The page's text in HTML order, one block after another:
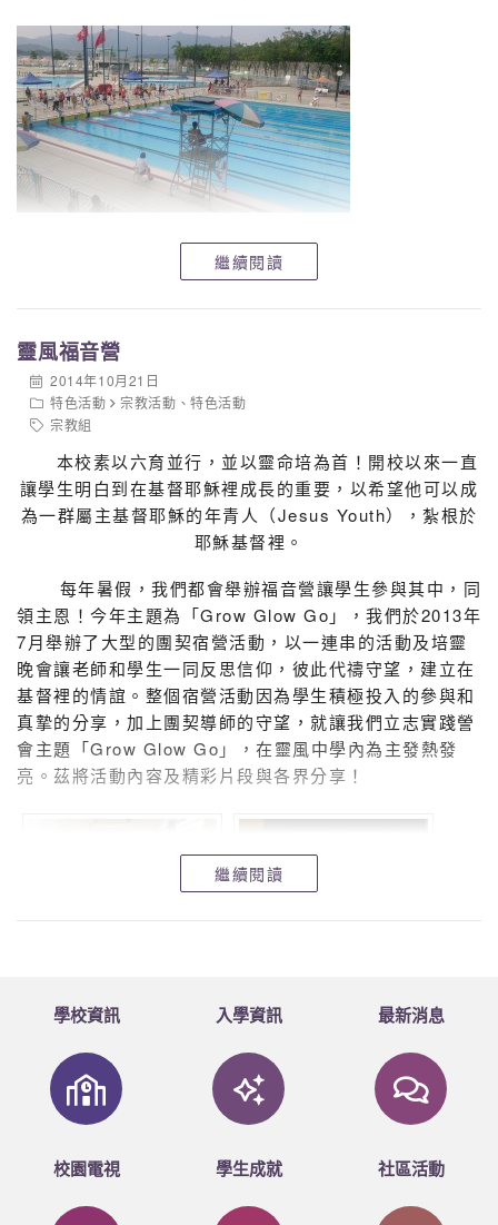
繼續閱讀
靈風福音營
2014年10月21日
特色活動
宗教活動 、特色活動
宗教組
本校素以六育並行，並以靈命培為首！開校以來一直
讓學生明白到在基督耶穌裡成長的重要，以希望他可以成
為一群屬主基督耶穌的年青人（Jesus Youth），紮根於
耶穌基督裡。
每年暑假，我們都會舉辦福音營讓學生參與其中，同
領主恩！今年主題為「Grow Glow Go」，我們於2013年
7月舉辦了大型的團契宿營活動，以一連串的活動及培靈
晚會讓老師和學生一同反思信仰，彼此代禱守望，建立在
基督裡的情誼。整個宿營活動因為學生積極投入的參與和
真摯的分享，加上團契導師的守望，就讓我們立志實踐謍
會主題「Grow Glow Go」，在靈風中學內為主發熱發
亮。茲將活動內容及精彩片段與各界分享！
繼續閱讀
學校資訊 入學資訊 最新消息
校園電視 學生成就 社區活動